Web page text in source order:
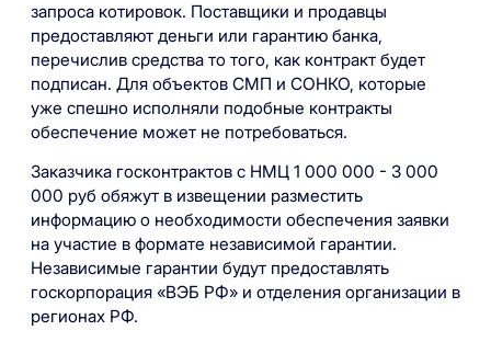
запроса котировок. Поставщики и продавцы
предоставляют деньги или гарантию банка,
перечислив средства то того, как контракт будет
подписан. Для объектов СМП и СОНКО, которые
уже спешно исполняли подобные контракты
обеспечение может не потребоваться.
Заказчика госконтрактов с НМЦ 1 000 000 - 3 000
000 руб обяжут в извещении разместить
информацию о необходимости обеспечения заявки
на участие в формате независимой гарантии.
Независимые гарантии будут предоставлять
госкорпорация «ВЭБ РФ» и отделения организации в
регионах РФ.